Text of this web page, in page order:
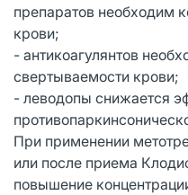
препаратов необходим
крови;
- антикоагулянтов
свертываемости крови;
- леводопы снижается
При применении
или после приема
повышение